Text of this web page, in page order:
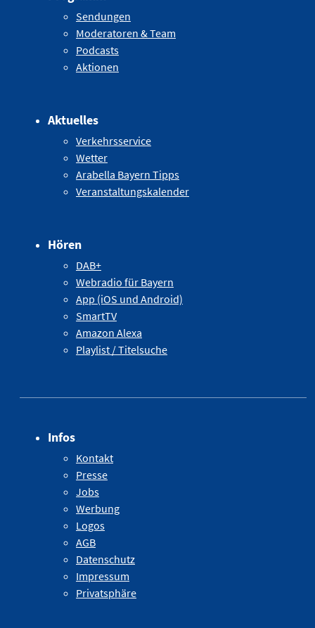
Sendungen
Moderatoren & Team
Podcasts
Aktionen
Aktuelles
Verkehrsservice
Wetter
Arabella Bayern Tipps
Veranstaltungskalender
Hören
DAB+
Webradio für Bayern
App (iOS und Android)
SmartTV
Amazon Alexa
Playlist / Titelsuche
Infos
Kontakt
Presse
Jobs
Werbung
Logos
AGB
Datenschutz
Impressum
Privatsphäre